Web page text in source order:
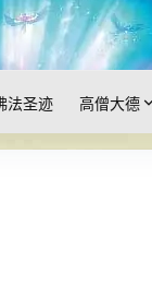
法圣迹 高僧大德